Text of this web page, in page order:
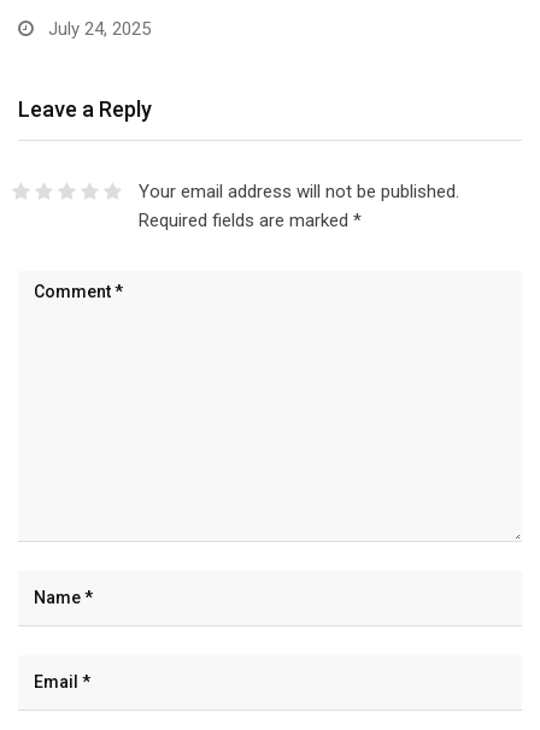
July 24, 2025
Leave a Reply
Your email address will not be published.
Required fields are marked *